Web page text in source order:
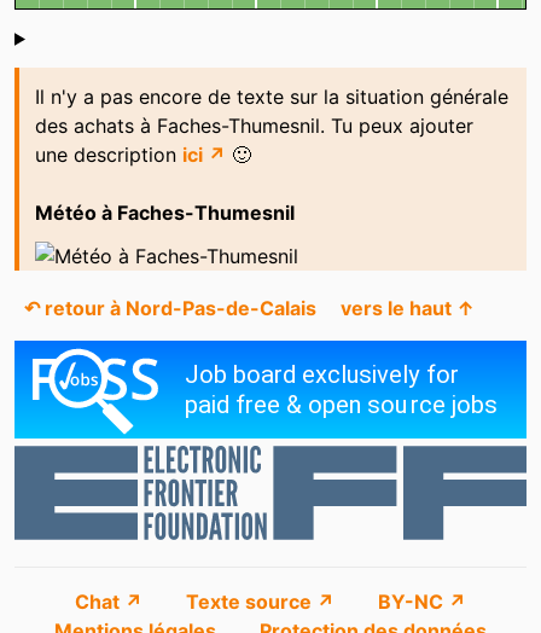
Gustave Decoration
Histoire d'Or
Inestimable Mode
Jean-Paul Trogneux
Jules
Le Carnot
Le Choix Funéraire
Le Duplex
Leonidas
Les vélos du Club Mob
Louis Pion
Lynx Optique
Maison de la Presse
Maruthi exotique
Micromania
Midas
Millim
MS Mode
Nadrogsm
NAF NAF
Nocibé
Op Optique
Orange
Shoutbox
Il n'y a pas encore de texte sur la situation générale
des achats à Faches-Thumesnil. Tu peux ajouter
une description ici ↗ 🙂
Météo à Faches-Thumesnil
↶ retour à Nord-Pas-de-Calais vers le haut ↑
Chat ↗ Texte source ↗
BY-NC ↗